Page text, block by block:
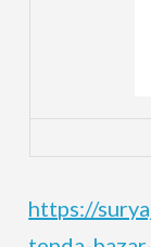
https://